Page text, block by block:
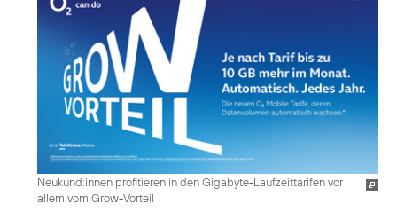
Neukund:innen profitieren in den Gigabyte-Laufzeittarifen vor
allem vom Grow-Vorteil